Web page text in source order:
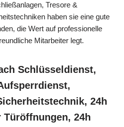
Tresore &
haben sie eine gute
die Wert auf professionelle
Mitarbeiter legt.
Schlüsseldienst,
24h
24h